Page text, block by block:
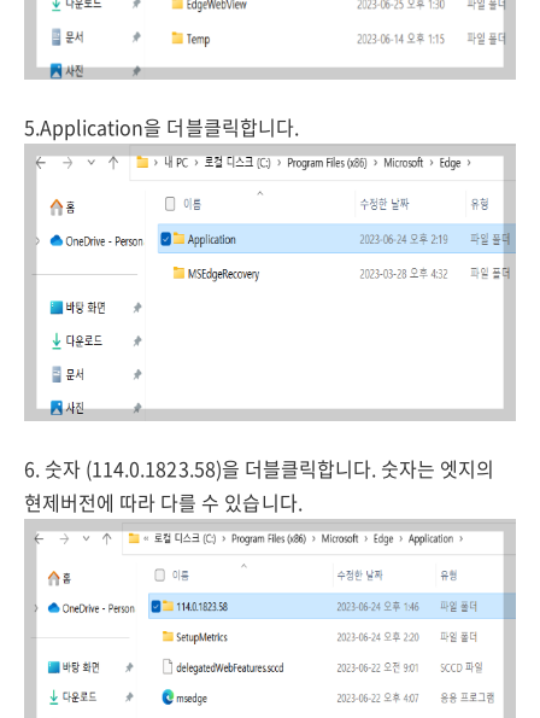
5.Application을 더블클릭합니다.
6. 숫자 (114.0.1823.58)을 더블클릭합니다. 숫자는 엣지의
현제버전에 따라 다를 수 있습니다.